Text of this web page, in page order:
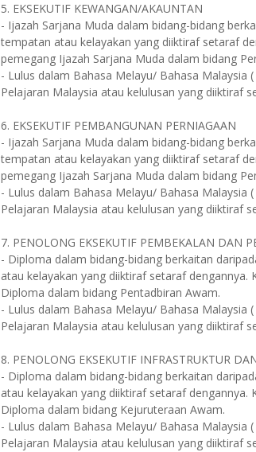
5. EKSEKUTIF KEWANGAN/AKAUNTAN
- Ijazah Sarjana Muda dalam bidang-bidang
tempatan atau kelayakan yang diiktiraf setaraf
pemegang Ijazah Sarjana Muda dalam bidang
- Lulus dalam Bahasa Melayu/ Bahasa Malaysia
Pelajaran Malaysia atau kelulusan yang diiktiraf
6. EKSEKUTIF PEMBANGUNAN PERNIAGAAN
- Ijazah Sarjana Muda dalam bidang-bidang
tempatan atau kelayakan yang diiktiraf setaraf
pemegang Ijazah Sarjana Muda dalam bidang
- Lulus dalam Bahasa Melayu/ Bahasa Malaysia
Pelajaran Malaysia atau kelulusan yang diiktiraf
7. PENOLONG EKSEKUTIF PEMBEKALAN DAN
- Diploma dalam bidang-bidang berkaitan
atau kelayakan yang diiktiraf setaraf dengannya.
Diploma dalam bidang Pentadbiran Awam.
- Lulus dalam Bahasa Melayu/ Bahasa Malaysia
Pelajaran Malaysia atau kelulusan yang diiktiraf
8. PENOLONG EKSEKUTIF INFRASTRUKTUR
- Diploma dalam bidang-bidang berkaitan
atau kelayakan yang diiktiraf setaraf dengannya.
Diploma dalam bidang Kejuruteraan Awam.
- Lulus dalam Bahasa Melayu/ Bahasa Malaysia
Pelajaran Malaysia atau kelulusan yang diiktiraf